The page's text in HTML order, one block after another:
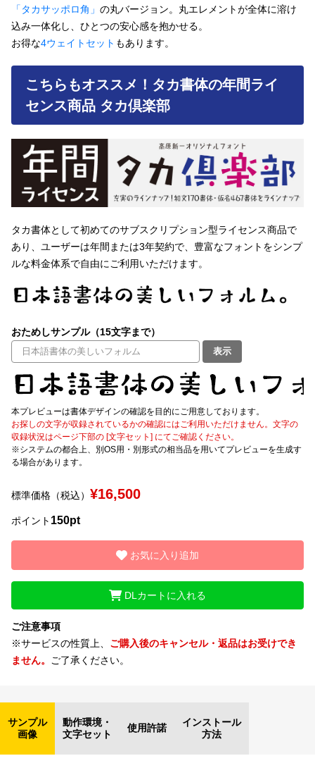
マイページ
ご利用ガイド
よくあるご質問
教科書体 行書体
草書体
すべてを表示
セット or 単体
文字種類
〜
リセット 検索
「タカサッポロ角」 の丸バージョン。丸エレメントが全体に溶け
込み一体化し、ひとつの安心感を抱かせる。
お得な4ウェイトセット もあります。
こちらもオススメ！タカ書体の年間ライ
センス商品 タカ倶楽部
タカ書体として初めてのサブスクリプション型ライセンス商品で
あり、ユーザーは年間または3年契約で、豊富なフォントをシンプ
ルな料金体系で自由にご利用いただけます。
おためしサンプル（15文字まで）
表示
本プレビューは書体デザインの確認を目的にご用意しております。
お探しの文字が収録されているかの確認にはご利用いただけません。文字の
収録状況はページ下部の [文字セット] にてご確認ください。
※システムの都合上、別OS用・別形式の相当品を用いてプレビューを生成す
る場合があります。
標準価格（税込） ¥16,500
ポイント 150pt
お気に入り追加
DLカートに入れる
ご注意事項
※サービスの性質上、 ご購入後のキャンセル・返品はお受けでき
ません。
ご了承ください。
サンプル
画像
動作環境・
文字セット
使用許諾
インストール
方法